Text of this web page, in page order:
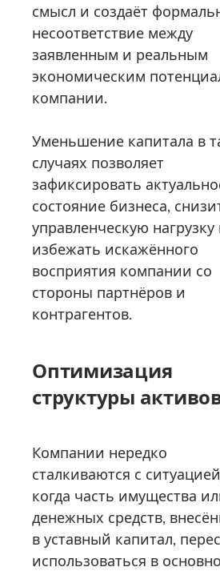
смысл и создаёт
несоответствие между
заявленным и реальным
экономическим
компании.
Уменьшение капитала в
случаях позволяет
зафиксировать
состояние бизнеса,
управленческую нагрузку
избежать искажённого
восприятия компании со
стороны партнёров и
контрагентов.
Оптимизация
структуры
Компании нередко
сталкиваются с
когда часть имущества
денежных средств,
в уставный капитал,
использоваться в